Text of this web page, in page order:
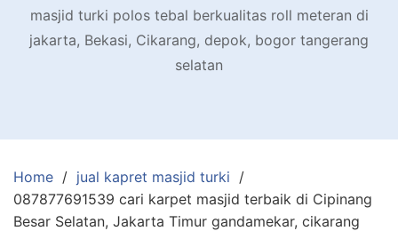
masjid turki polos tebal berkualitas roll meteran di
jakarta, Bekasi, Cikarang, depok, bogor tangerang
selatan
Home
jual kapret masjid turki
087877691539 cari karpet masjid terbaik di Cipinang
Besar Selatan, Jakarta Timur gandamekar, cikarang